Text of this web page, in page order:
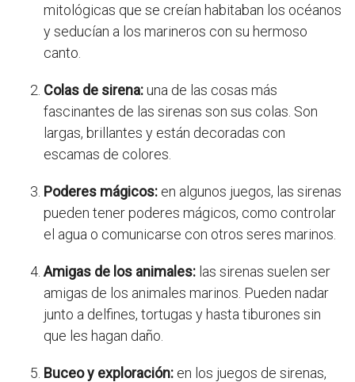
mitológicas que se creían habitaban los océanos
y seducían a los marineros con su hermoso
canto.
Colas de sirena:una de las cosas más
fascinantes de las sirenas son sus colas. Son
largas, brillantes y están decoradas con
escamas de colores.
Poderes mágicos: en algunos juegos, las sirenas
pueden tener poderes mágicos, como controlar
el agua o comunicarse con otros seres marinos.
Amigas de los animales: las sirenas suelen ser
amigas de los animales marinos. Pueden nadar
junto a delfines, tortugas y hasta tiburones sin
que les hagan daño.
Buceo y exploración: en los juegos de sirenas,